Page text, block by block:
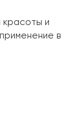
красоты и
в